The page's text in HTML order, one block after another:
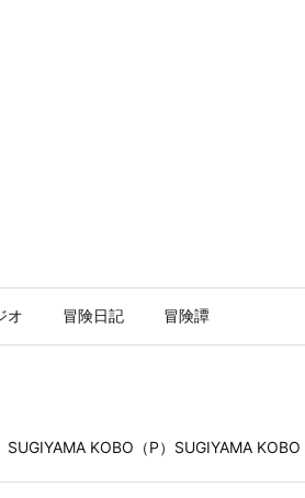
オ 冒険日記 冒険譚
KOBO（P）SUGIYAMA KOBO